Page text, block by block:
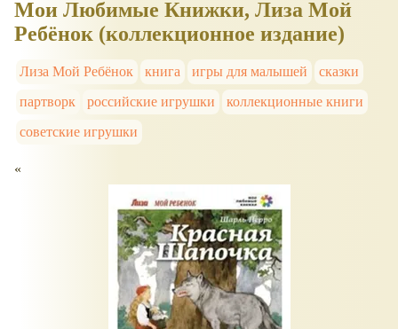
Мои Любимые Книжки, Лиза Мой
Ребёнок (коллекционное издание)
Лиза Мой Ребёнок книга игры для малышей
сказки
партворк
российские игрушки
коллекционные книги
советские игрушки